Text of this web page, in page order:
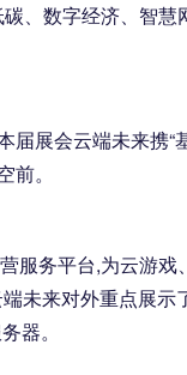
、数字经济、智慧
届展会云端未来携“
。
务平台,为云游戏、
未来对外重点展示
器。